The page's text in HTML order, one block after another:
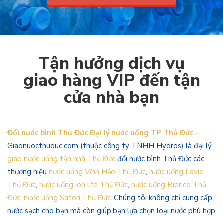
Tận hưởng dịch vụ
giao hàng VIP đến tận
cửa nhà bạn
Đổi nước bình Thủ Đức Đại lý nước uống TP Thủ Đức –
Giaonuocthuduc.com (thuộc công ty TNHH Hydros) là đại lý
giao nước uống tận nhà Thủ Đức đổi nước bình Thủ Đức các
thương hiệu nước uống Vĩnh Hảo Thủ Đức, nước uống Lavie
Thủ Đức, nước uống ion life Thủ Đức, nước uống Bidrico Thủ
Đức, nước uống Satori Thủ Đức. Chúng tôi không chỉ cung cấp
nước sạch cho bạn mà còn giúp bạn lựa chọn loại nước phù hợp